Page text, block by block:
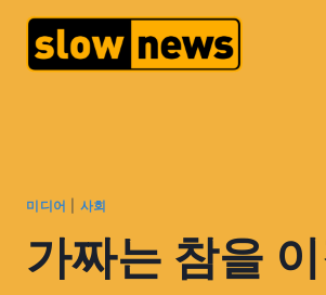
미디어 사회
가짜는 참을